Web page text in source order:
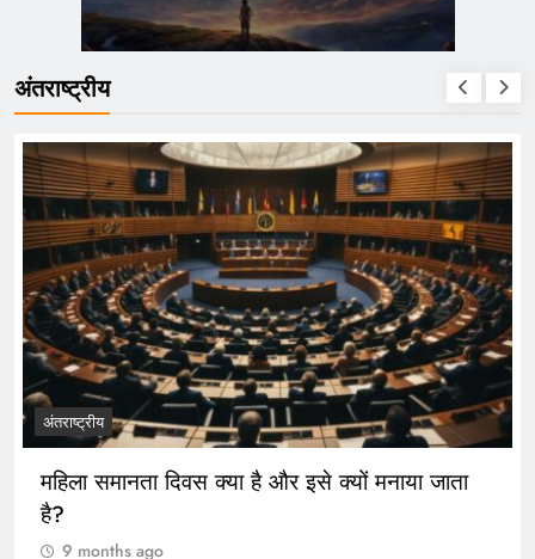
अंतराष्ट्रीय
अंतराष्ट्रीय
महिला समानता दिवस क्या है और इसे क्यों मनाया जाता
है?
9 months ago